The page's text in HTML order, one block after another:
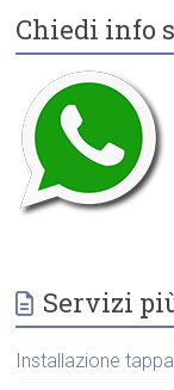
Chiedi info
Servizi
Installazione